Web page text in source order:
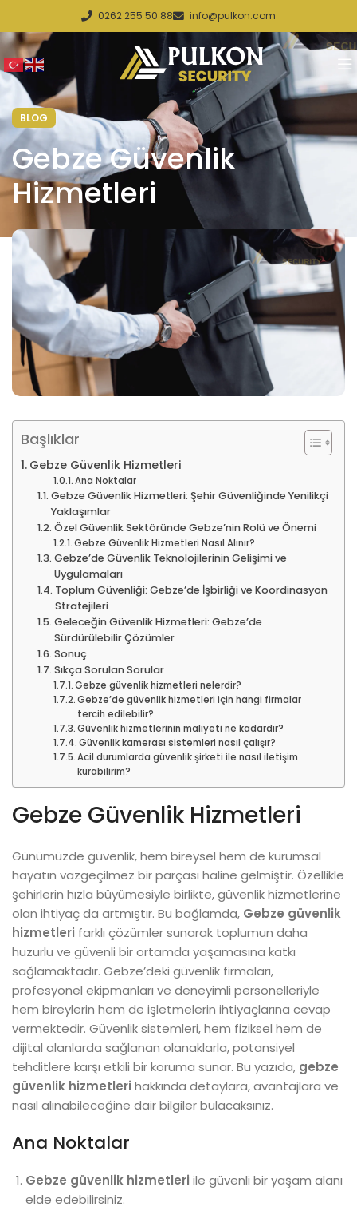
0262 255 50 88 info@pulkon.com
BLOG
Gebze Güvenlik
Hizmetleri
Başlıklar
Gebze Güvenlik Hizmetleri
Ana Noktalar
Gebze Güvenlik Hizmetleri: Şehir Güvenliğinde Yenilikçi
Yaklaşımlar
Özel Güvenlik Sektöründe Gebze’nin Rolü ve Önemi
Gebze Güvenlik Hizmetleri Nasıl Alınır?
Gebze’de Güvenlik Teknolojilerinin Gelişimi ve
Uygulamaları
Toplum Güvenliği: Gebze’de İşbirliği ve Koordinasyon
Stratejileri
Geleceğin Güvenlik Hizmetleri: Gebze’de
Sürdürülebilir Çözümler
Sonuç
Sıkça Sorulan Sorular
Gebze güvenlik hizmetleri nelerdir?
Gebze’de güvenlik hizmetleri için hangi firmalar
tercih edilebilir?
Güvenlik hizmetlerinin maliyeti ne kadardır?
Güvenlik kamerası sistemleri nasıl çalışır?
Acil durumlarda güvenlik şirketi ile nasıl iletişim
kurabilirim?
Gebze Güvenlik Hizmetleri
Günümüzde güvenlik, hem bireysel hem de kurumsal
hayatın vazgeçilmez bir parçası haline gelmiştir. Özellikle
şehirlerin hızla büyümesiyle birlikte, güvenlik hizmetlerine
olan ihtiyaç da artmıştır. Bu bağlamda, Gebze güvenlik
hizmetleri farklı çözümler sunarak toplumun daha
huzurlu ve güvenli bir ortamda yaşamasına katkı
sağlamaktadır. Gebze’deki güvenlik firmaları,
profesyonel ekipmanları ve deneyimli personelleriyle
hem bireylerin hem de işletmelerin ihtiyaçlarına cevap
vermektedir. Güvenlik sistemleri, hem fiziksel hem de
dijital alanlarda sağlanan olanaklarla, potansiyel
tehditlere karşı etkili bir koruma sunar. Bu yazıda, gebze
güvenlik hizmetleri hakkında detaylara, avantajlara ve
nasıl alınabileceğine dair bilgiler bulacaksınız.
Ana Noktalar
Gebze güvenlik hizmetleri ile güvenli bir yaşam alanı
elde edebilirsiniz.